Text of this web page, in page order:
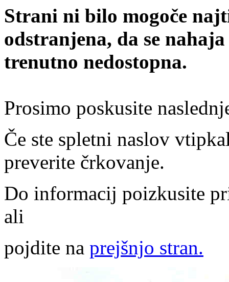
Strani ni bilo mogoče
odstranjena, da se
trenutno nedostopna.
Prosimo poskusite
Če ste spletni naslov
preverite črkovanje.
Do informacij poizkusite
ali
pojdite na prejšnjo stran.